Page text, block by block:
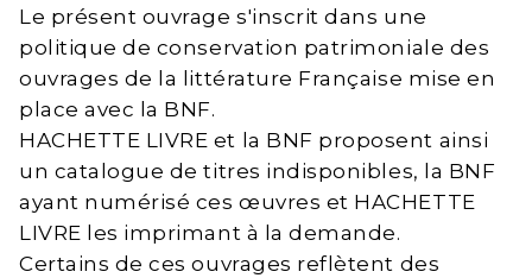
Le présent ouvrage s'inscrit dans une
politique de conservation patrimoniale des
ouvrages de la littérature Française mise en
place avec la BNF.
HACHETTE LIVRE et la BNF proposent ainsi
un catalogue de titres indisponibles, la BNF
ayant numérisé ces œuvres et HACHETTE
LIVRE les imprimant à la demande.
Certains de ces ouvrages reflètent des